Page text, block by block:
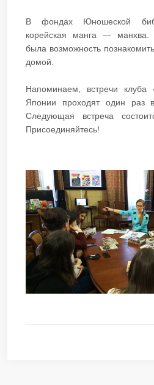
В фондах Юношеской
корейская манга — манхва.
была возможность
домой.
Напоминаем, встречи
Японии проходят один раз
Следующая встреча
Присоединяйтесь!